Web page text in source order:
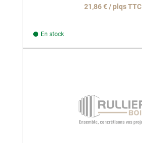
21,86 € / plqs TTC
En stock